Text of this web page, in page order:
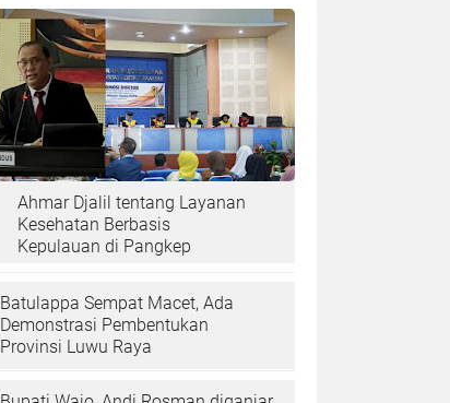
Ahmar Djalil tentang Layanan
Kesehatan Berbasis
Kepulauan di Pangkep
Batulappa Sempat Macet, Ada
Demonstrasi Pembentukan
Provinsi Luwu Raya